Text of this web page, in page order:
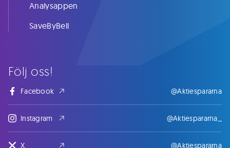
Följ oss!
Facebook @Aktiespararna
Instagram @Aktiespararna_
X @Aktiespararna
Analysappen
SaveByBell